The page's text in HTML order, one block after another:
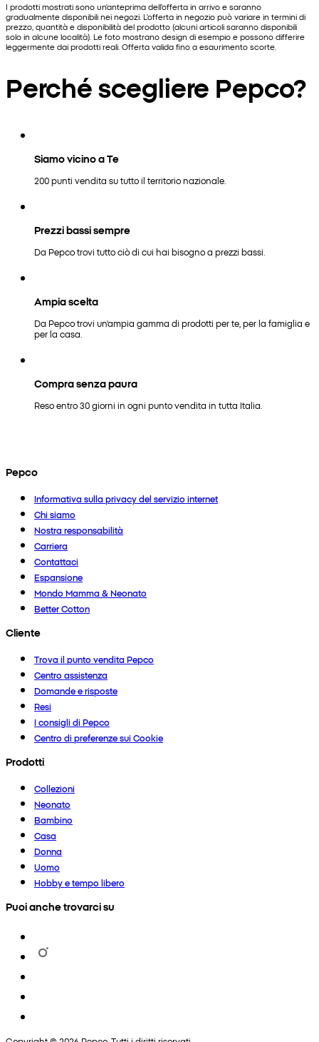
I prodotti mostrati sono un'anteprima dell'offerta in arrivo e saranno
gradualmente disponibili nei negozi. L'offerta in negozio può variare in termini di
prezzo, quantità e disponibilità del prodotto (alcuni articoli saranno disponibili
solo in alcune località). Le foto mostrano design di esempio e possono differire
leggermente dai prodotti reali. Offerta valida fino a esaurimento scorte.
Perché scegliere Pepco?
Siamo vicino a Te
200 punti vendita su tutto il territorio nazionale.
Prezzi bassi sempre
Da Pepco trovi tutto ciò di cui hai bisogno a prezzi bassi.
Ampia scelta
Da Pepco trovi un'ampia gamma di prodotti per te, per la famiglia e
per la casa.
Compra senza paura
Reso entro 30 giorni in ogni punto vendita in tutta Italia.
Pepco
Informativa sulla privacy del servizio internet
Chi siamo
Nostra responsabilità
Carriera
Contattaci
Espansione
Mondo Mamma & Neonato
Better Cotton
Cliente
Trova il punto vendita Pepco
Centro assistenza
Domande e risposte
Resi
I consigli di Pepco
Centro di preferenze sui Cookie
Prodotti
Collezioni
Neonato
Bambino
Casa
Donna
Uomo
Hobby e tempo libero
Puoi anche trovarci su